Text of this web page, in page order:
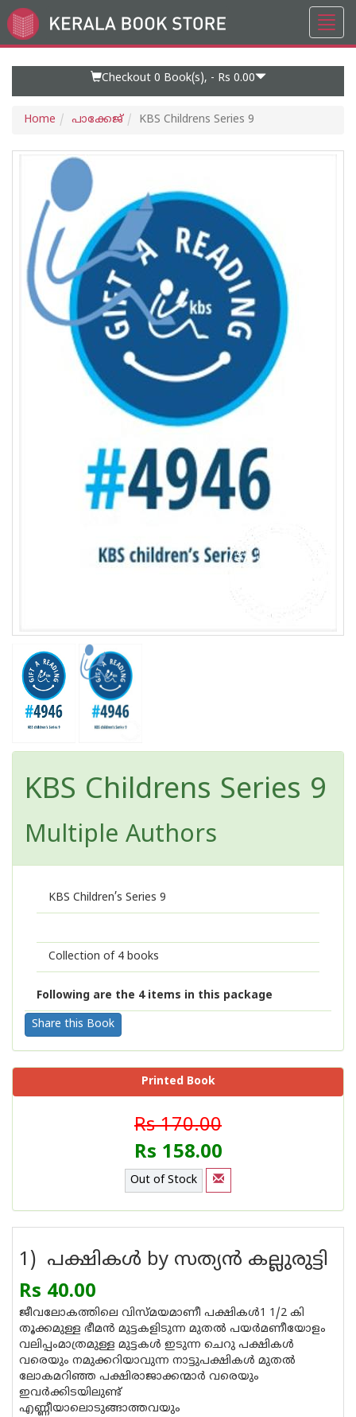
Go
to
Checkout 0 Book(s), - Rs 0.00
Home പാക്കേജ് KBS Childrens Series 9
KBS Childrens Series 9
Multiple Authors
KBS Children’s Series 9
Collection of 4 books
Following are the 4 items in this package
Share this Book
Printed Book
Rs 170.00
Rs 158.00
Out of Stock
1) പക്ഷികള്‍ by സത്യന്‍ കല്ലുരുട്ടി
Rs 40.00
ജീവലോകത്തിലെ വിസ്മയമാണീ പക്ഷികള്‍1 1/2 കി
തൂക്കമുള്ള ഭീമന്‍ മുട്ടകളിടുന്ന മുതല്‍ പയര്‍മണീയോളം
വലിപ്പം‌മാത്രമുള്ള മുട്ടകള്‍ ഇടുന്ന ചെറു പക്ഷികള്‍
വരെയും നമുക്കറിയാവുന്ന നാട്ടുപക്ഷികള്‍ മുതല്‍
ലോകമറിഞ്ഞ പക്ഷിരാജാക്കന്മാര്‍ വരെയും
ഇവര്‍ക്കിടയിലുണ്ട്
എണ്ണീയാലൊടുങ്ങാത്തവയും